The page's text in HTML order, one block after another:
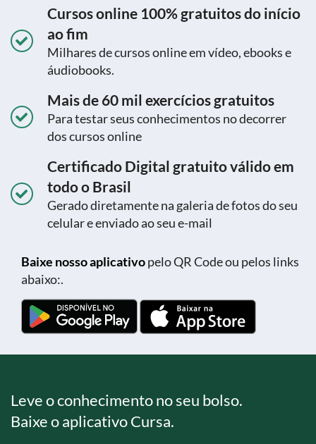
Cursos online 100% gratuitos do início
ao fim
Milhares de cursos online em vídeo, ebooks e
áudiobooks.
Mais de 60 mil exercícios gratuitos
Para testar seus conhecimentos no decorrer
dos cursos online
Certificado Digital gratuito válido em
todo o Brasil
Gerado diretamente na galeria de fotos do seu
celular e enviado ao seu e-mail
Baixe nosso aplicativopelo QR Code ou pelos links
abaixo:.
Leve o conhecimento no seu bolso.
Baixe o aplicativo Cursa.